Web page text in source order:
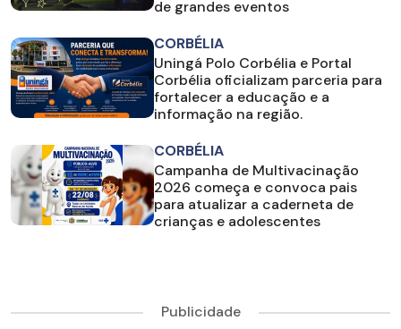
de grandes eventos
CORBÉLIA
Uningá Polo Corbélia e Portal
Corbélia oficializam parceria para
fortalecer a educação e a
informação na região.
CORBÉLIA
Campanha de Multivacinação
2026 começa e convoca pais
para atualizar a caderneta de
crianças e adolescentes
Publicidade